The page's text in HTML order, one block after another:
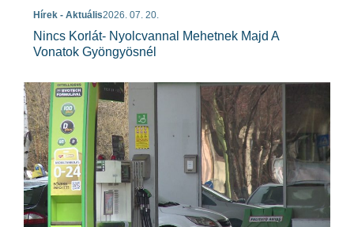
Hírek - Aktuális2026. 07. 20.
Nincs Korlát- Nyolcvannal Mehetnek Majd A
Vonatok Gyöngyösnél